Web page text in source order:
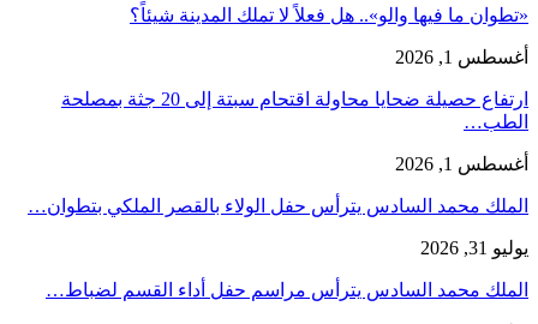
«تطوان ما فيها والو».. هل فعلاً لا تملك المدينة شيئاً؟
أغسطس 1, 2026
ارتفاع حصيلة ضحايا محاولة اقتحام سبتة إلى 20 جثة بمصلحة
الطب…
أغسطس 1, 2026
الملك محمد السادس يترأس حفل الولاء بالقصر الملكي بتطوان…
يوليو 31, 2026
الملك محمد السادس يترأس مراسم حفل أداء القسم لضباط…